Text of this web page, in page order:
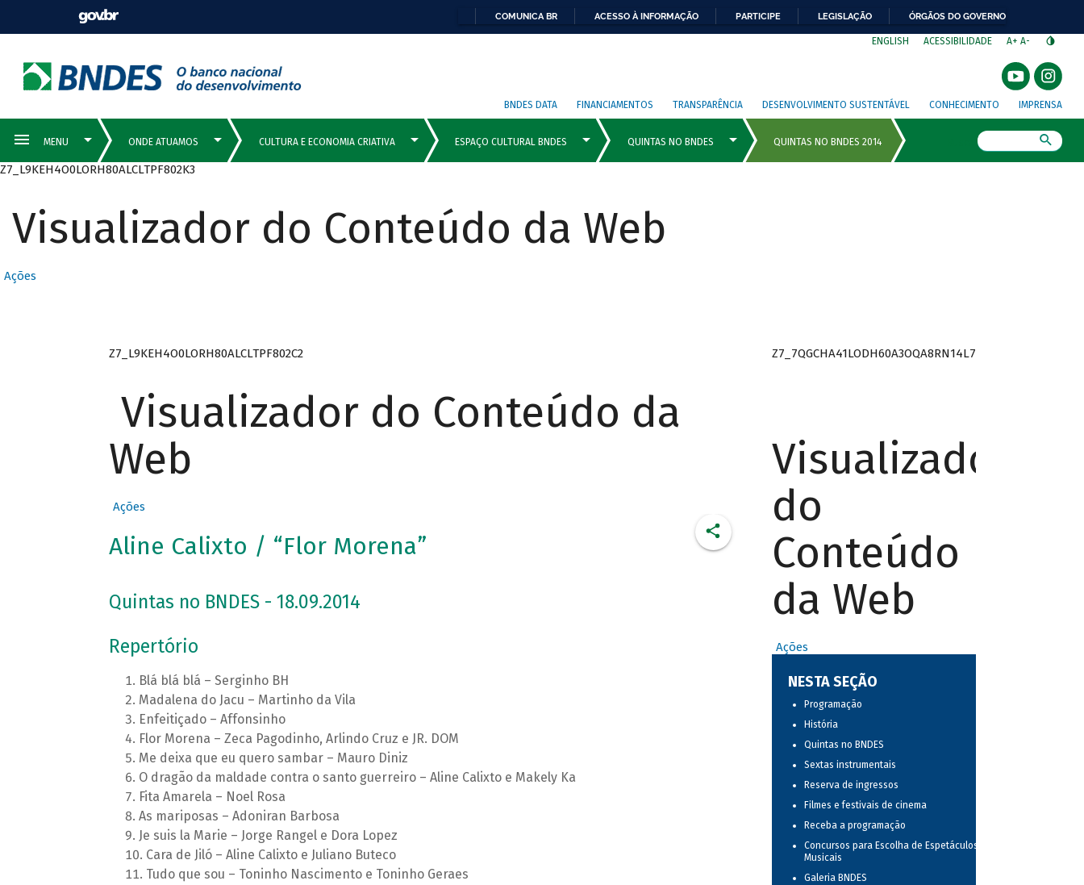
COMUNICA BR ACESSO À INFORMAÇÃO PARTICIPE LEGISLAÇÃO ÓRGÃOS DO GOVERNO
ENGLISH ACESSIBILIDADE A+ A-
BNDES DATA FINANCIAMENTOS TRANSPARÊNCIA DESENVOLVIMENTO SUSTENTÁVEL CONHECIMENTO IMPRENSA
Z7_L9KEH4O0LORH80ALCLTPF802K3
Visualizador do Conteúdo da Web
Ações
Z7_L9KEH4O0LORH80ALCLTPF802C2
Visualizador do Conteúdo da
Web
Ações
Aline Calixto / “Flor Morena”
Quintas no BNDES - 18.09.2014
Repertório
Blá blá blá – Serginho BH
Madalena do Jacu – Martinho da Vila
Enfeitiçado – Affonsinho
Flor Morena – Zeca Pagodinho, Arlindo Cruz e JR. DOM
Me deixa que eu quero sambar – Mauro Diniz
O dragão da maldade contra o santo guerreiro – Aline Calixto e Makely Ka
Fita Amarela – Noel Rosa
As mariposas – Adoniran Barbosa
Je suis la Marie – Jorge Rangel e Dora Lopez
Cara de Jiló – Aline Calixto e Juliano Buteco
Tudo que sou – Toninho Nascimento e Toninho Geraes
Z7_7QGCHA41LODH60A3OQA8RN14L7
Visualizador
do
Conteúdo
da Web
Ações
NESTA SEÇÃO
Programação
História
Quintas no BNDES
Sextas instrumentais
Reserva de ingressos
Filmes e festivais de cinema
Receba a programação
Concursos para Escolha de Espetáculos
Musicais
Galeria BNDES